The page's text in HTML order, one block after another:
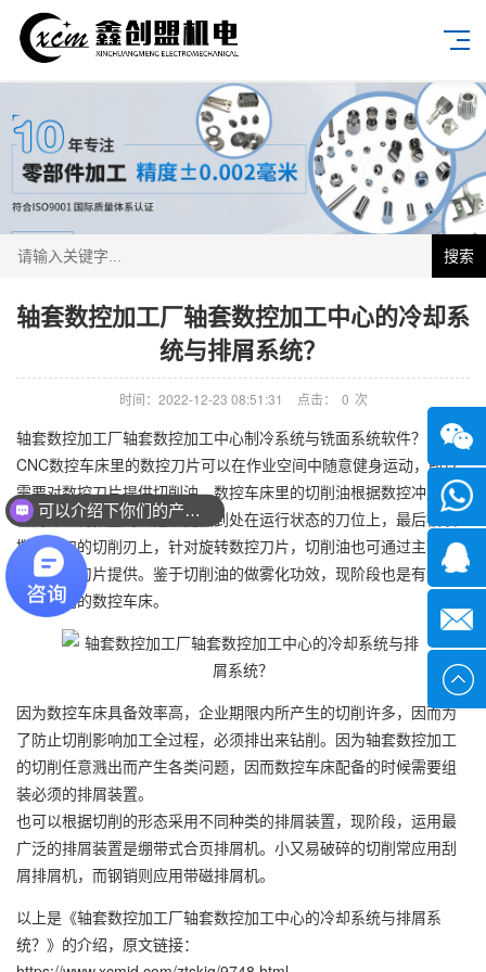
搜索
轴套数控加工厂轴套数控加工中心的冷却系
统与排屑系统？
时间：2022-12-23 08:51:31 点击： 0 次
轴套数控加工厂轴套数控加工中心制冷系统与铣面系统软件？由于
CNC数控车床里的数控刀片可以在作业空间中随意健身运动，所以
需要对数控刀片提供切削油。数控车床里的切削油根据数控冲床刀
台内部结构预置的管道被提供到处在运行状态的刀位上，最后被喷
撒到铣刀的切削刃上，针对旋转数控刀片，切削油也可通过主轴轴
承向数控刀片提供。鉴于切削油的做雾化功效，现阶段也是有选用
干式切削的数控车床。
因为数控车床具备效率高，企业期限内所产生的切削许多，因而为
了防止切削影响加工全过程，必须排出来钻削。因为轴套数控加工
的切削任意溅出而产生各类问题，因而数控车床配备的时候需要组
装必须的排屑装置。
也可以根据切削的形态采用不同种类的排屑装置，现阶段，运用最
广泛的排屑装置是绷带式合页排屑机。小又易破碎的切削常应用刮
屑排屑机，而钢销则应用带磁排屑机。
以上是 《轴套数控加工厂轴套数控加工中心的冷却系统与排屑系
统？》 的介绍，原文链接：
微信
可以介绍下你们的产品么？